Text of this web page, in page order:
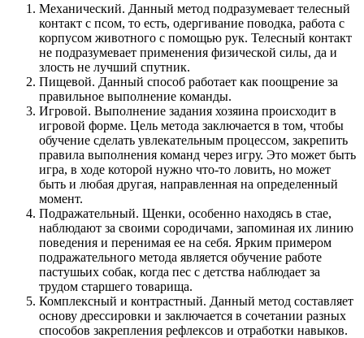
Механический. Данный метод подразумевает телесный
контакт с псом, то есть, одергивание поводка, работа с
корпусом животного с помощью рук. Телесный контакт
не подразумевает применения физической силы, да и
злость не лучший спутник.
Пищевой. Данный способ работает как поощрение за
правильное выполнение команды.
Игровой. Выполнение задания хозяина происходит в
игровой форме. Цель метода заключается в том, чтобы
обучение сделать увлекательным процессом, закрепить
правила выполнения команд через игру. Это может быть
игра, в ходе которой нужно что-то ловить, но может
быть и любая другая, направленная на определенный
момент.
Подражательный. Щенки, особенно находясь в стае,
наблюдают за своими сородичами, запоминая их линию
поведения и перенимая ее на себя. Ярким примером
подражательного метода является обучение работе
пастушьих собак, когда пес с детства наблюдает за
трудом старшего товарища.
Комплексный и контрастный. Данный метод составляет
основу дрессировки и заключается в сочетании разных
способов закрепления рефлексов и отработки навыков.